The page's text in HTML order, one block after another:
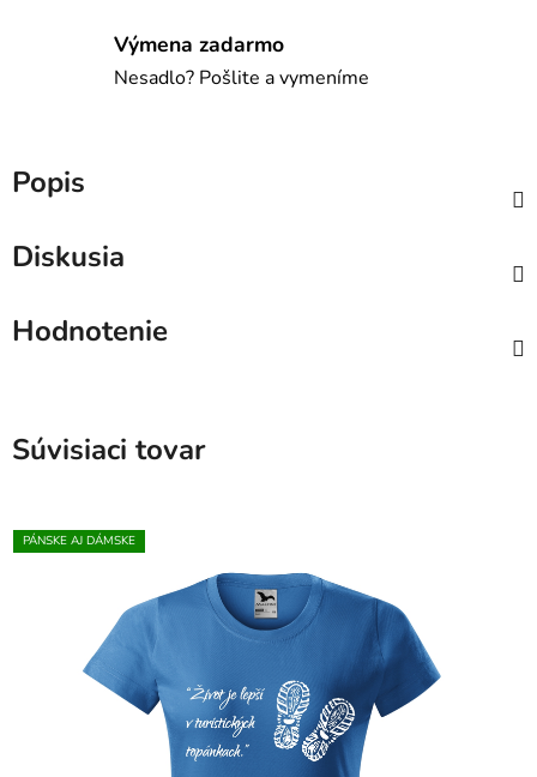
Výmena zadarmo
Nesadlo? Pošlite a vymeníme
Popis
Diskusia
Hodnotenie
Súvisiaci tovar
PÁNSKE AJ DÁMSKE